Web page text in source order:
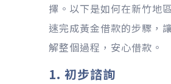
擇。以下是如何在新竹地
速完成黃金借款的步驟，
解整個過程，安心借款。
1. 初步諮詢